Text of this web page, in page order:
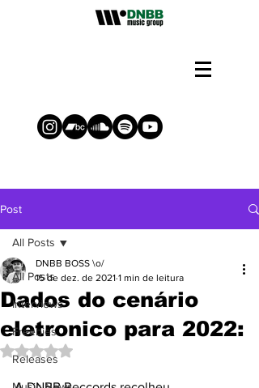
Post
All Posts
Interviews
Freebies
Releases
All Posts
Dados do cenário
eletronico para 2022:
DNBB BOSS \o/
15 de dez. de 2021 1 min de leitura
Avaliado com NaN de 5 estrelas.